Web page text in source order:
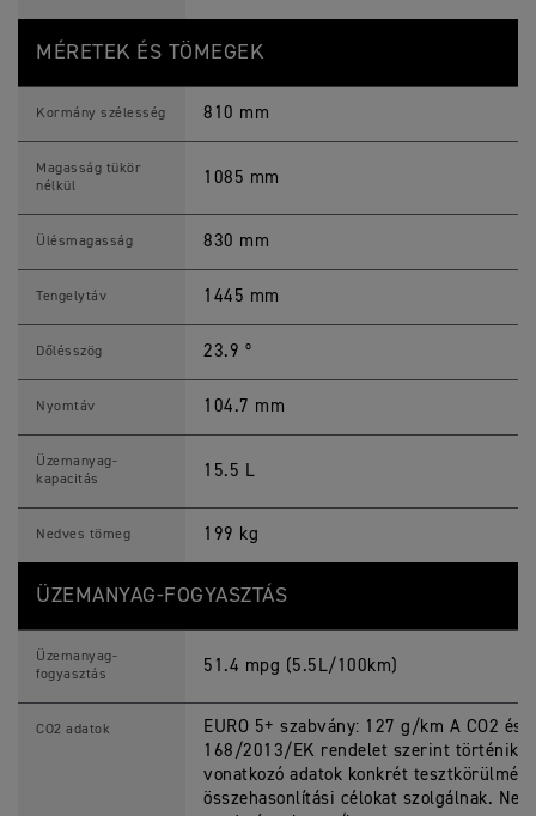
MÉRETEK ÉS TÖMEGEK
Kormány szélesség 810 mm
Magasság tükör
nélkül
1085 mm
Ülésmagasság 830 mm
Tengelytáv 1445 mm
Dőlésszög 23.9 º
Nyomtáv 104.7 mm
Üzemanyag-
kapacitás
15.5 L
Nedves tömeg 199 kg
ÜZEMANYAG-FOGYASZTÁS
Üzemanyag-
fogyasztás
51.4 mpg (5.5L/100km)
CO2 adatok
EURO 5+ szabvány: 127 g/km A CO2 és
168/2013/EK rendelet szerint történik.
vonatkozó adatok konkrét
összehasonlítási célokat szolgálnak.